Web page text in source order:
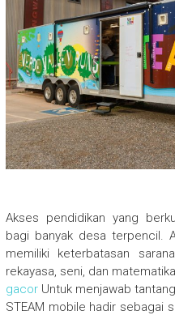
Akses pendidikan yang
bagi banyak desa terpencil.
memiliki keterbatasan
rekayasa, seni, dan
gacorUntuk menjawab
STEAM mobile hadir sebagai